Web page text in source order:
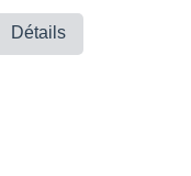
Détails